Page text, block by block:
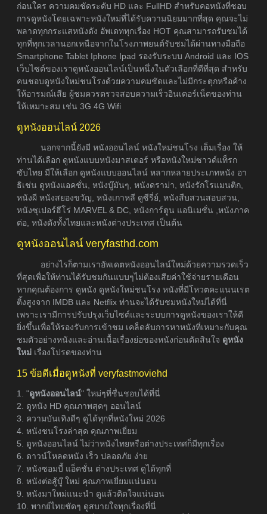
ก่อนใคร ความคมชัดระดับ HD และ FullHD สำหรับคอหนังที่ชอบ
การดูหนังโดยเฉพาะหนังใหม่ที่ได้รับความนิยมมากที่สุด คุณจะไม่
พลาดทุกกระแสหนังดัง อัพเดททุกเรื่อง HOT คุณสามารถรับชมได้
ทุกที่ทุกเวลานอกเหนือจากในโรงภาพยนต์รับชมได้ผ่านทางมือถือ
Smartphone Tablet Iphone Ipad รองรับระบบ Android และ IOS
เว็บไซต์ของเราดูหนังออนไลน์เป็นหนึ่งในตัวเลือกที่ดีที่สุด สำหรับ
คนชอบดูหนังใหม่ชนโรงด้วยความคมชัดและไม่มีกระตุกหรือค้าง
ให้อารมณ์เสีย ผู้ชมควรตรวจสอบความเร็วอินเตอร์เน็ตของท่าน
ให้เหมาะสม เช่น 3G 4G Wifi
ดูหนังออนไลน์ 2026
นอกจากนี้ยังมี หนังออนไลน์ หนังใหม่ชนโรง เต็มเรื่อง ให้
ท่านได้เลือก ดูหนังแบบหนังมาสเตอร์ หรือหนังใหม่ซาวด์แท็รก
ซับไทย มีให้เลือก ดูหนังแบบออนไลน์ หลากหลายประเภทหนัง อา
ธิเช่น ดูหนังแอคชั่น, หนังบู๊มันๆ, หนังดราม่า, หนังรักโรแมนติก,
หนังผี หนังสยองขวัญ, หนังเกาหลี ดูซีรี่ย์, หนังสืบสวนสอบสวน,
หนังซุเปอร์ฮีโร่ MARVEL & DC, หนังการ์ตูน แอนิเมชั่น ,หนังภาค
ต่อ, หนังดังทั้งไทยและหนังต่างประเทศ เป็นต้น
ดูหนังออนไลน์ veryfasthd.com
อย่างไรก็ตามเราอัพเดตหนังออนไลน์ใหม่ด้วยความรวดเร็ว
ที่สุดเพื่อให้ท่านได้รับชมกันแบบๆไม่ต้องเสียค่าใช้จ่ายรายเดือน
หากคุณต้องการ ดูหนัง ดูหนังใหม่ชนโรง หนังที่มีโหวตคะแนนเรต
ติ้งสูงจาก IMDB และ Netflix ท่านจะได้รับชมหนังใหม่ได้ที่นี่
เพราะเรามีการปรับปรุงเว็บไซต์และระบบการดูหนังของเราให้ดี
ยิ่งขึ้นเพื่อให้รองรับการเข้าชม เคล็ดลับการหาหนังที่เหมาะกับคุณ
ชมตัวอย่างหนังและอ่านเนื้อเรื่องย่อของหนังก่อนตัดสินใจ ดูหนัง
ใหม่ เรื่องโปรดของท่าน
15 ข้อดีเมื่อดูหนังที่ veryfastmoviehd
1. "ดูหนังออนไลน์" ใหม่ๆที่ชื่นชอบได้ที่นี่
2. ดูหนัง HD คุณภาพสุดๆ ออนไลน์
3. ความบันเทิงดีๆ ดูได้ทุกที่หนังใหม่ 2026
4. หนังชนโรงล่าสุด คุณภาพเยี่ยม
5. ดูหนังออนไลน์ ไม่ว่าหนังไทยหรือต่างประเทศก็มีทุกเรื่อง
6. ดาวน์โหลดหนัง เร็ว ปลอดภัย ง่าย
7. หนังซอมบี้ แอ็คชั่น ต่างประเทศ ดูได้ทุกที่
8. หนังต่อสู้บู๊ ใหม่ คุณภาพเยี่ยมแน่นอน
9. หนังมาใหม่แนะนำ ดูแล้วติดใจแน่นอน
10. พากย์ไทยชัดๆ ดูสบายใจทุกเรื่องที่นี่